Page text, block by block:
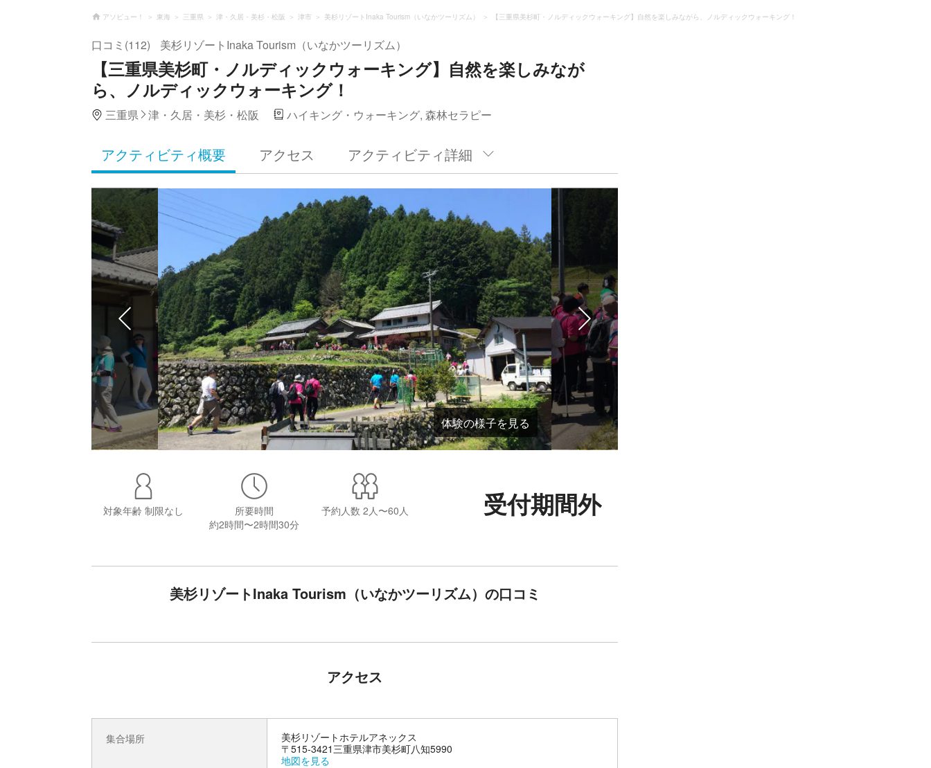
アソビュー！ 東海 三重県 津・久居・美杉・松阪 津市 美杉リゾートInaka Tourism（いなかツーリズム） 【三重県美杉町・ノルディックウォーキング】自然を楽しみながら、ノルディックウォーキング！
口コミ(112) 美杉リゾートInaka Tourism（いなかツーリズム）
【三重県美杉町・ノルディックウォーキング】自然を楽しみなが
ら、ノルディックウォーキング！
三重県 津・久居・美杉・松阪 ハイキング・ウォーキング, 森林セラピー
アクティビティ概要 アクセス アクティビティ詳細
体験の様子を見る
対象年齢 制限なし
所要時間
約2時間〜2時間30分
予約人数 2人〜60人 受付期間外
美杉リゾートInaka Tourism（いなかツーリズム）の口コミ
アクセス
集合場所
美杉リゾートホテルアネックス
〒515-3421三重県津市美杉町八知5990
地図を見る